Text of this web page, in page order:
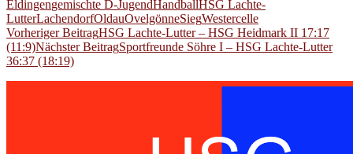
Eldingengemischte D-JugendHandballHSG Lachte-
LutterLachendorfOldauOvelgönneSiegWestercelle
Beitragsnavigation
Vorheriger BeitragHSG Lachte-Lutter – HSG Heidmark II 17:17
(11:9)Nächster BeitragSportfreunde Söhre I – HSG Lachte-Lutter
36:37 (18:19)